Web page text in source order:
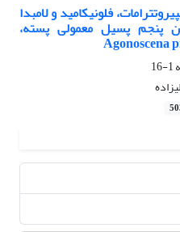
فلونیکامید و لامبدا
پنجم پسیل معمولی پسته،
Agonoscena
1-16